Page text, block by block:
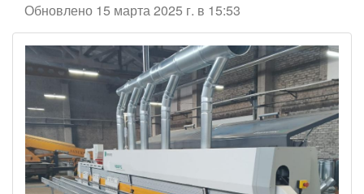
Обновлено 15 марта 2025 г. в 15:53